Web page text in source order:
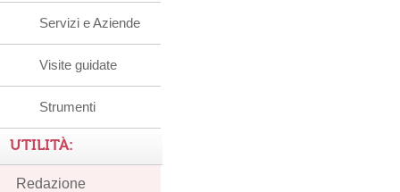
Servizi e Aziende
Visite guidate
Strumenti
UTILITÀ:
Redazione